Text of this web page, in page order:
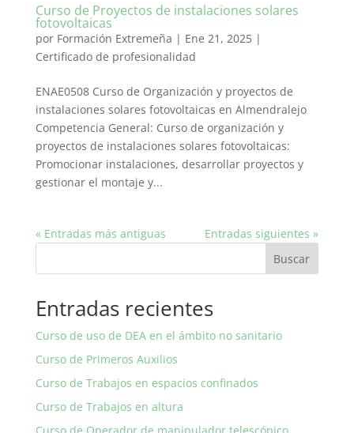
Curso de Proyectos de instalaciones solares
fotovoltaicas
por Formación Extremeña | Ene 21, 2025|
Certificado de profesionalidad
ENAE0508 Curso de Organización y proyectos de
instalaciones solares fotovoltaicas en Almendralejo
Competencia General: Curso de organización y
proyectos de instalaciones solares fotovoltaicas:
Promocionar instalaciones, desarrollar proyectos y
gestionar el montaje y...
« Entradas más antiguas
Entradas siguientes »
Buscar
Entradas recientes
Curso de uso de DEA en el ámbito no sanitario
Curso de Primeros Auxilios
Curso de Trabajos en espacios confinados
Curso de Trabajos en altura